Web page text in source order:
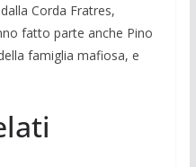
Corda Fratres,
fatto parte anche Pino
famiglia mafiosa, e